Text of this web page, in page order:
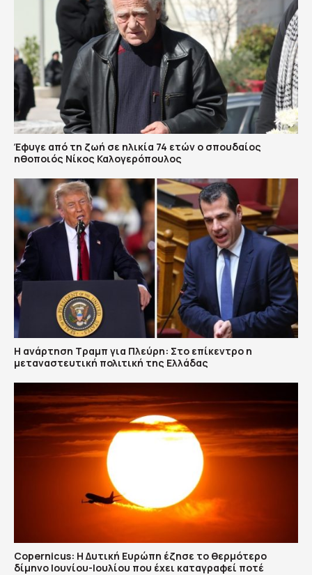
Έφυγε από τη ζωή σε ηλικία 74 ετών ο σπουδαίος
ηθοποιός Νίκος Καλογερόπουλος
Η ανάρτηση Τραμπ για Πλεύρη: Στο επίκεντρο η
μεταναστευτική πολιτική της Ελλάδας
Copernicus: H Δυτική Ευρώπη έζησε το θερμότερο
δίμηνο Ιουνίου-Ιουλίου που έχει καταγραφεί ποτέ